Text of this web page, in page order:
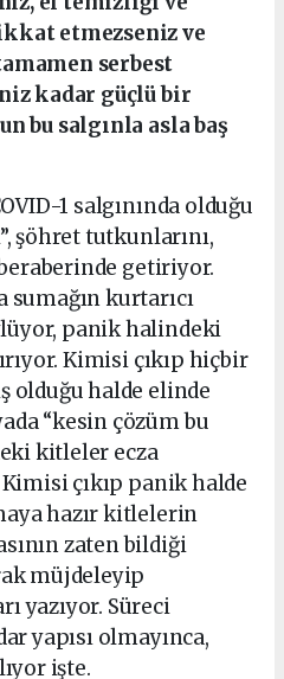
etmezseniz ve
serbest
kadar güçlü bir
bu salgınla asla baş
1 salgınında olduğu
şöhret tutkunlarını,
getiriyor.
sumağın kurtarıcı
panik halindeki
Kimisi çıkıp hiçbir
olduğu halde elinde
“kesin çözüm bu
kitleler ecza
çıkıp panik halde
hazır kitlelerin
zaten bildiği
müjdeleyip
yazıyor. Süreci
yapısı olmayınca,
işte.